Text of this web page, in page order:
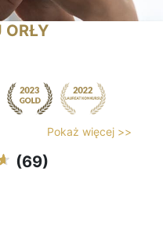
ORŁY
Pokaż więcej >>
(69)